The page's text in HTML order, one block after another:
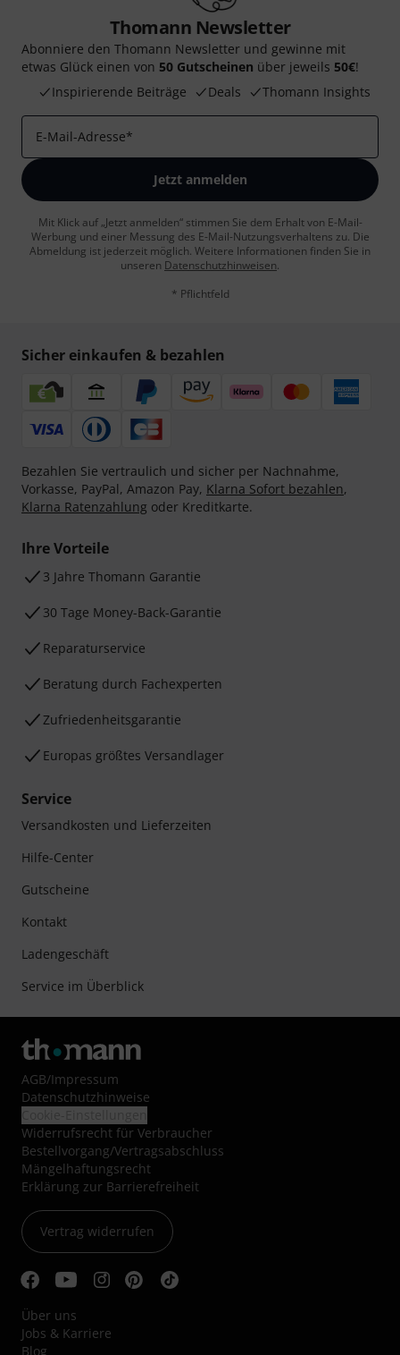
Thomann Newsletter
Abonniere den Thomann Newsletter und gewinne mit
etwas Glück einen von 50 Gutscheinen über jeweils 50€!
Inspirierende Beiträge
Deals Thomann Insights
E-Mail-Adresse*
Jetzt anmelden
Mit Klick auf „Jetzt anmelden“ stimmen Sie dem Erhalt von E-Mail-
Werbung und einer Messung des E-Mail-Nutzungsverhaltens zu. Die
Abmeldung ist jederzeit möglich. Weitere Informationen finden Sie in
unseren Datenschutzhinweisen.
* Pflichtfeld
Sicher einkaufen & bezahlen
Bezahlen Sie vertraulich und sicher per Nachnahme,
Vorkasse, PayPal, Amazon Pay, Klarna Sofort bezahlen,
Klarna Ratenzahlung oder Kreditkarte.
Ihre Vorteile
3 Jahre Thomann Garantie
30 Tage Money-Back-Garantie
Reparaturservice
Beratung durch Fachexperten
Zufriedenheitsgarantie
Europas größtes Versandlager
Service
Versandkosten und Lieferzeiten
Hilfe-Center
Gutscheine
Kontakt
Ladengeschäft
Service im Überblick
AGB/Impressum
Datenschutzhinweise
Widerrufsrecht für Verbraucher
Bestellvorgang/Vertragsabschluss
Mängelhaftungsrecht
Erklärung zur Barrierefreiheit
Vertrag widerrufen
Über uns
Jobs & Karriere
Blog